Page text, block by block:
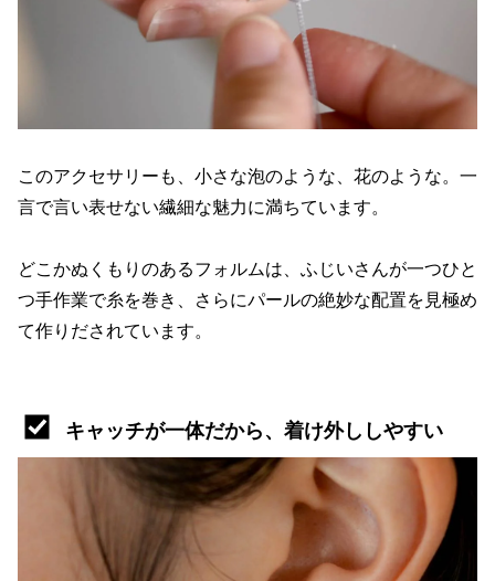
このアクセサリーも、小さな泡のような、花のような。一
言で言い表せない繊細な魅力に満ちています。
どこかぬくもりのあるフォルムは、ふじいさんが一つひと
つ手作業で糸を巻き、さらにパールの絶妙な配置を見極め
て作りだされています。
キャッチが一体だから、着け外ししやすい